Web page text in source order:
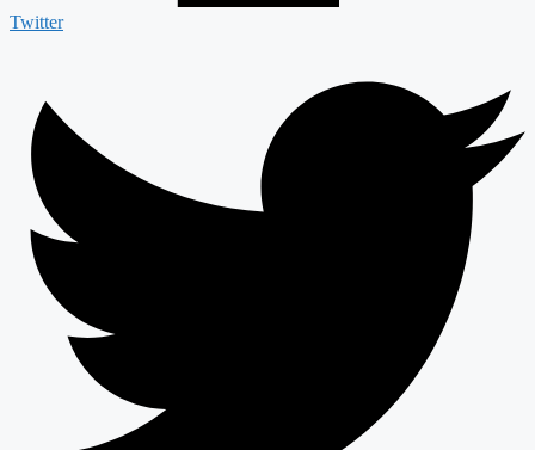
Twitter